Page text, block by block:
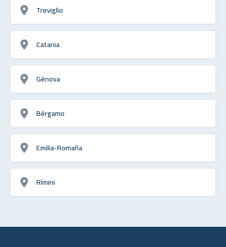
Treviglio
Catania
Génova
Bérgamo
Emilia-Romaña
Rímini